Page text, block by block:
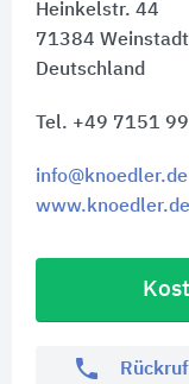
Heinkelstr. 44
71384 Weinstadt
Deutschland
Tel. +49 7151
info@knoedler.de
www.knoedler.de
phone Rückruf